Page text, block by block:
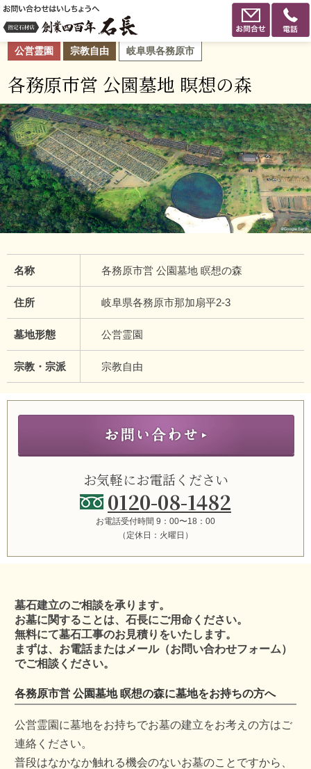
公営霊園 宗教自由 岐阜県各務原市
各務原市営 公園墓地 瞑想の森
名称 各務原市営 公園墓地 瞑想の森
住所 岐阜県各務原市那加扇平2-3
墓地形態 公営霊園
宗教・宗派 宗教自由
お気軽にお電話ください
0120-08-1482
お電話受付時間 9：00〜18：00
（定休日：火曜日）
墓石建立のご相談を承ります。
お墓に関することは、石長にご用命ください。
無料にて墓石工事のお見積りをいたします。
まずは、お電話またはメール（お問い合わせフォーム）
でご相談ください。
各務原市営 公園墓地 瞑想の森に墓地をお持ちの方へ
公営霊園に墓地をお持ちでお墓の建立をお考えの方はご
連絡ください。
普段はなかなか触れる機会のないお墓のことですから、